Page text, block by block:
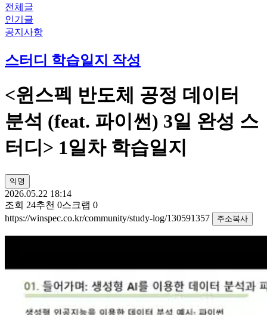
전체글
인기글
공지사항
스터디 학습일지 작성
<윈스펙 반도체 공정 데이터
분석 (feat. 파이썬) 3일 완성 스
터디> 1일차 학습일지
익명
2026.05.22 18:14
조회 24추천 0스크랩 0
https://winspec.co.kr/community/study-log/130591357
주소복사